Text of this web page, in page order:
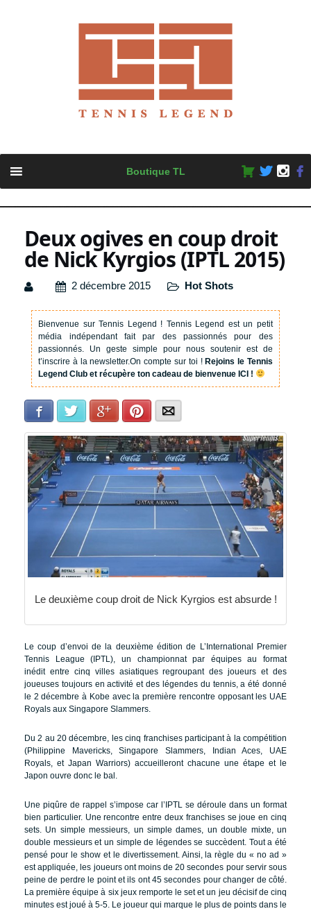
content
Boutique TL
Deux ogives en coup droit
de Nick Kyrgios (IPTL 2015)
2 décembre 2015 Hot Shots
Bienvenue sur Tennis Legend ! Tennis Legend est un petit
média indépendant fait par des passionnés pour des
passionnés. Un geste simple pour nous soutenir est de
t’inscrire à la newsletter.On compte sur toi !Rejoins le Tennis
Legend Club et récupère ton cadeau de bienvenue ICI !
Facebook Twitter Google+Pinterest
Le deuxième coup droit de Nick Kyrgios est absurde !
Le coup d’envoi de la deuxième édition de L’International Premier
Tennis League (IPTL), un championnat par équipes au format
inédit entre cinq villes asiatiques regroupant des joueurs et des
joueuses toujours en activité et des légendes du tennis, a été donné
le 2 décembre à Kobe avec la première rencontre opposant les UAE
Royals aux Singapore Slammers.
Du 2 au 20 décembre, les cinq franchises participant à la compétition
(Philippine Mavericks, Singapore Slammers, Indian Aces, UAE
Royals, et Japan Warriors) accueilleront chacune une étape et le
Japon ouvre donc le bal.
Une piqûre de rappel s’impose car l’IPTL se déroule dans un format
bien particulier. Une rencontre entre deux franchises se joue en cinq
sets. Un simple messieurs, un simple dames, un double mixte, un
double messieurs et un simple de légendes se succèdent. Tout a été
pensé pour le show et le divertissement. Ainsi, la règle du « no ad »
est appliquée, les joueurs ont moins de 20 secondes pour servir sous
peine de perdre le point et ils ont 45 secondes pour changer de côté.
La première équipe à six jeux remporte le set et un jeu décisif de cinq
minutes est joué à 5-5. Le joueur qui marque le plus de points dans le